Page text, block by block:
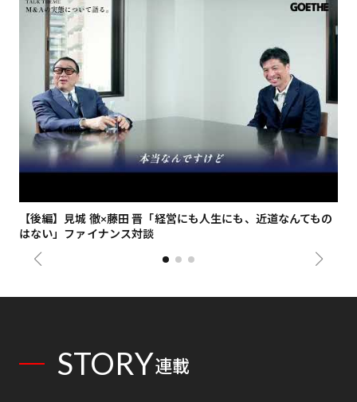
【後編】見城 徹×藤田 晋「経営にも人生にも、近道なんてもの
はない」ファイナンス対談
STORY連載